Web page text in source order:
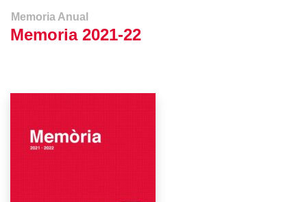
Memoria Anual
Memoria 2021-22